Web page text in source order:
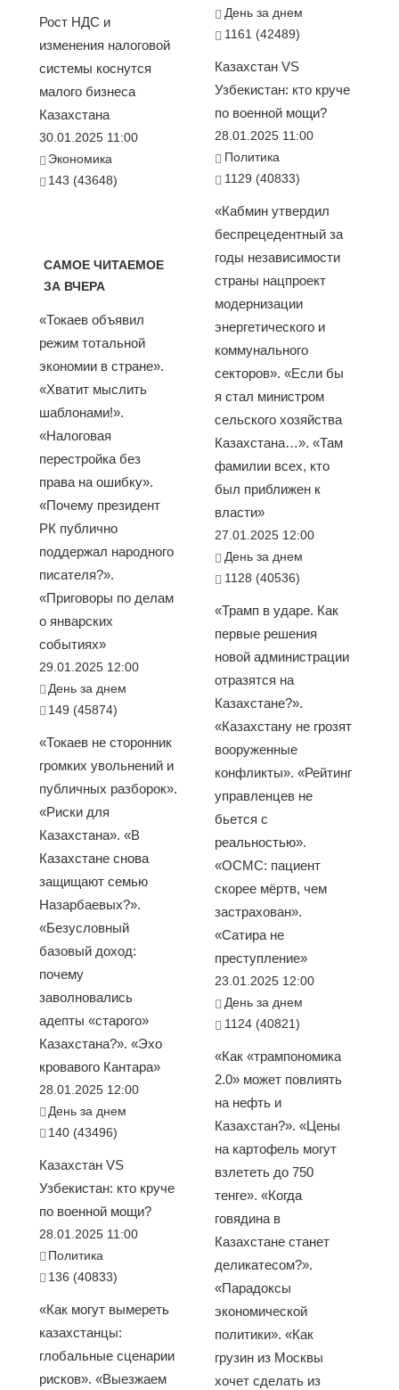
Рост НДС и
изменения налоговой
системы коснутся
малого бизнеса
Казахстана
30.01.2025 11:00
Экономика
143 (43648)
САМОЕ ЧИТАЕМОЕ
ЗА ВЧЕРА
«Токаев объявил
режим тотальной
экономии в стране».
«Хватит мыслить
шаблонами!».
«Налоговая
перестройка без
права на ошибку».
«Почему президент
РК публично
поддержал народного
писателя?».
«Приговоры по делам
о январских
событиях»
29.01.2025 12:00
День за днем
149 (45874)
«Токаев не сторонник
громких увольнений и
публичных разборок».
«Риски для
Казахстана». «В
Казахстане снова
защищают семью
Назарбаевых?».
«Безусловный
базовый доход:
почему
заволновались
адепты «старого»
Казахстана?». «Эхо
кровавого Кантара»
28.01.2025 12:00
День за днем
140 (43496)
Казахстан VS
Узбекистан: кто круче
по военной мощи?
28.01.2025 11:00
Политика
136 (40833)
«Как могут вымереть
казахстанцы:
глобальные сценарии
рисков». «Выезжаем
День за днем
1161 (42489)
Казахстан VS
Узбекистан: кто круче
по военной мощи?
28.01.2025 11:00
Политика
1129 (40833)
«Кабмин утвердил
беспрецедентный за
годы независимости
страны нацпроект
модернизации
энергетического и
коммунального
секторов». «Если бы
я стал министром
сельского хозяйства
Казахстана…». «Там
фамилии всех, кто
был приближен к
власти»
27.01.2025 12:00
День за днем
1128 (40536)
«Трамп в ударе. Как
первые решения
новой администрации
отразятся на
Казахстане?».
«Казахстану не грозят
вооруженные
конфликты». «Рейтинг
управленцев не
бьется с
реальностью».
«ОСМС: пациент
скорее мёртв, чем
застрахован».
«Сатира не
преступление»
23.01.2025 12:00
День за днем
1124 (40821)
«Как «трампономика
2.0» может повлиять
на нефть и
Казахстан?». «Цены
на картофель могут
взлететь до 750
тенге». «Когда
говядина в
Казахстане станет
деликатесом?».
«Парадоксы
экономической
политики». «Как
грузин из Москвы
хочет сделать из